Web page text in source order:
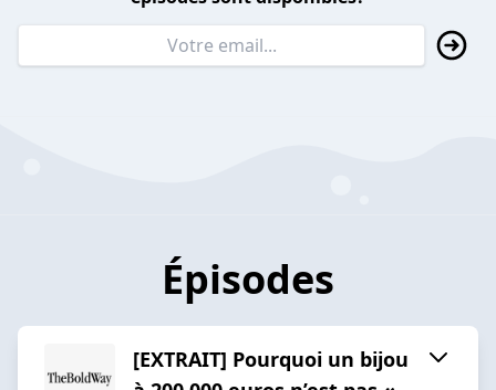
Épisodes
[EXTRAIT] Pourquoi un bijou